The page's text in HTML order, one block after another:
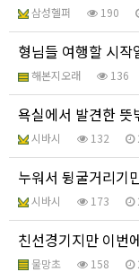
삼성헬퍼 190
형님들 여행할 시작
해본지오래 136
욕실에서 발견한 뜻
시바시 132
누워서 뒹굴거리기
시바시 173
친선경기지만 이번
물망초 158